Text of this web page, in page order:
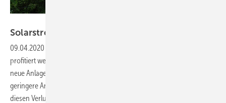
Solarstrom im Eigenheim weiter
09.04.2020
profitiert weiter von einer guten Rendite. Die Einspeisevergütung für
neue Anlagen ist im Vergleich zum Vorjahr leicht gesunken. Aber
geringere Anlagekosten und ein solarer Eigenverbrauch machen
diesen Verlust teilweise wieder